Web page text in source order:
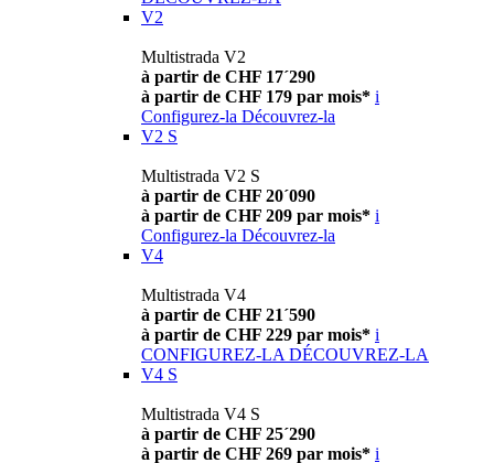
V2
Multistrada V2
à partir de CHF 17´290
à partir de CHF 179 par mois* i
Configurez-la Découvrez-la
V2 S
Multistrada V2 S
à partir de CHF 20´090
à partir de CHF 209 par mois* i
Configurez-la Découvrez-la
V4
Multistrada V4
à partir de CHF 21´590
à partir de CHF 229 par mois* i
CONFIGUREZ-LA DÉCOUVREZ-LA
V4 S
Multistrada V4 S
à partir de CHF 25´290
à partir de CHF 269 par mois* i